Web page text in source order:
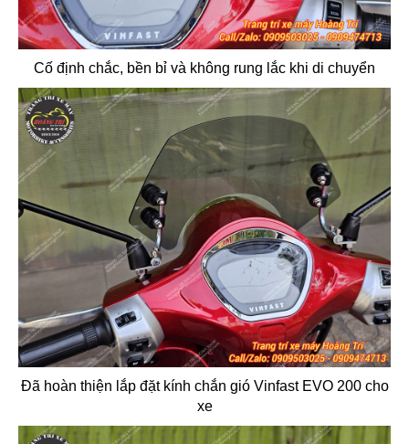
Cố định chắc, bền bỉ và không rung lắc khi di chuyển
Đã hoàn thiện lắp đặt kính chắn gió Vinfast EVO 200 cho
xe